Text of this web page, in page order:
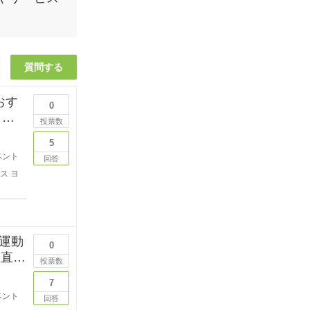
質問する
す
ト
ヨ
0
投票数
5
回答
動
前
ト
0
投票数
7
回答